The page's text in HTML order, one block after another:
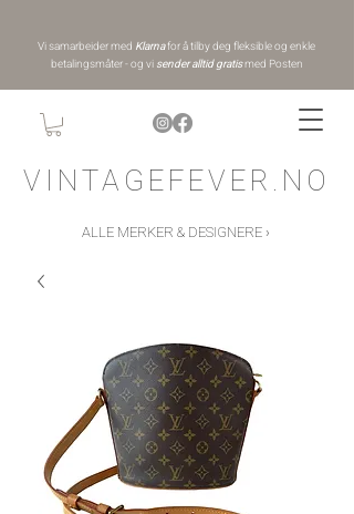
VINTAGEFEVER.NO
Vi samarbeider med Klarnafor å tilby deg fleksible og enkle
betalingsmåter - og vi sender alltid gratismed Posten
ALLE MERKER & DESIGNERE ›